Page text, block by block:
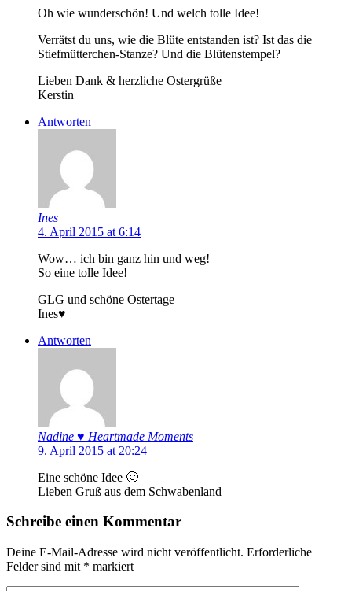
Oh wie wunderschön! Und welch tolle Idee!
Verrätst du uns, wie die Blüte entstanden ist? Ist das die
Stiefmütterchen-Stanze? Und die Blütenstempel?
Lieben Dank & herzliche Ostergrüße
Kerstin
Antworten
Ines
4. April 2015 at 6:14
Wow… ich bin ganz hin und weg!
So eine tolle Idee!
GLG und schöne Ostertage
Ines♥
Antworten
Nadine ♥ Heartmade Moments
9. April 2015 at 20:24
Eine schöne Idee 🙂
Lieben Gruß aus dem Schwabenland
Schreibe einen Kommentar
Deine E-Mail-Adresse wird nicht veröffentlicht. Erforderliche
Felder sind mit * markiert